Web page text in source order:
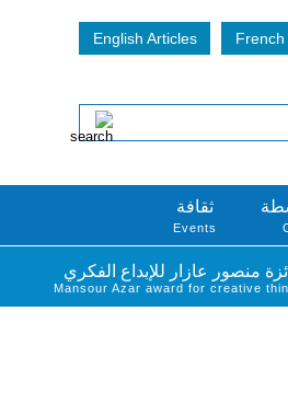
English Articles French
ثقافة
Events
منصور عازار للإبداع الفكري
Mansour Azar award for creative